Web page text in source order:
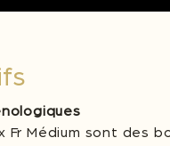
Fr Médium sont des